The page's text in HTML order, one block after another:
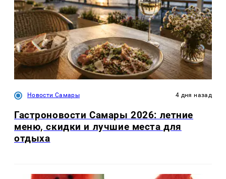
Новости Самары 4 дня назад
Гастроновости Самары 2026: летние
меню, скидки и лучшие места для
отдыха